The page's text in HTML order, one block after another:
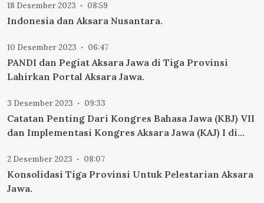
18 Desember 2023 08:59
Indonesia dan Aksara Nusantara.
10 Desember 2023 06:47
PANDI dan Pegiat Aksara Jawa di Tiga Provinsi
Lahirkan Portal Aksara Jawa.
3 Desember 2023 09:33
Catatan Penting Dari Kongres Bahasa Jawa (KBJ) VII
dan Implementasi Kongres Aksara Jawa (KAJ) I di
2 Desember 2023 08:07
Konsolidasi Tiga Provinsi Untuk Pelestarian Aksara
Jawa.